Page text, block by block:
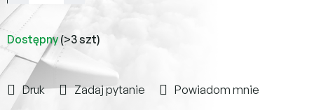
Dostępny (>3 szt)
Druk Zadaj pytanie Powiadom mnie